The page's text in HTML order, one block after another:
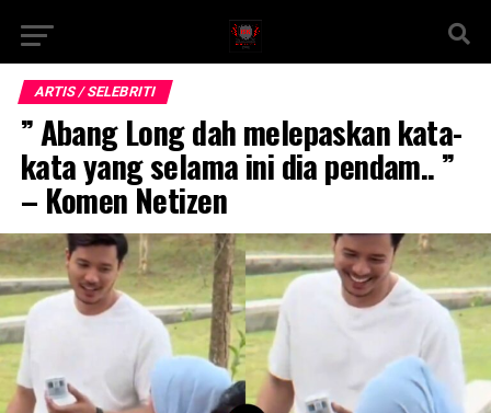
ARTIS / SELEBRITI
” Abang Long dah melepaskan kata-
kata yang selama ini dia pendam.. ”
– Komen Netizen